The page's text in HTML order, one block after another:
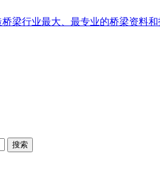
搜索